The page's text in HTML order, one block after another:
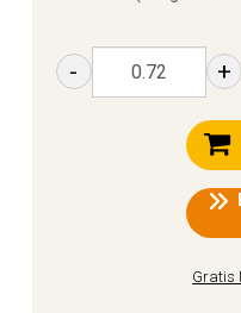
- +
Gratis